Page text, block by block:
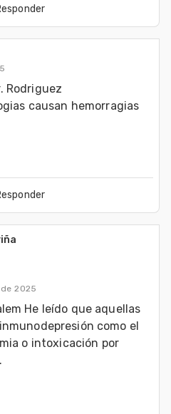
Rodriguez
causan hemorragias
2025
He leído que aquellas
como el
o intoxicación por